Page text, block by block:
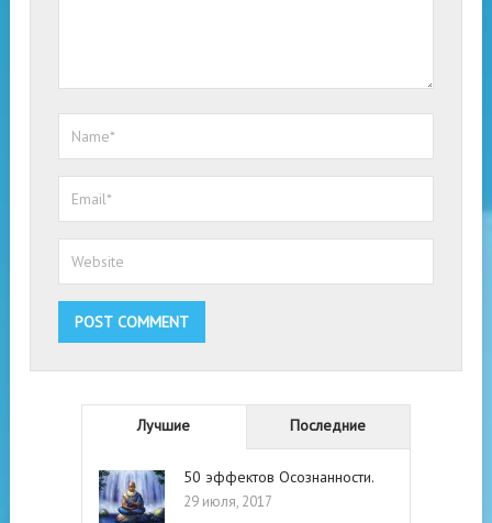
Лучшие Последние
50 эффектов Осознанности.
29 июля, 2017